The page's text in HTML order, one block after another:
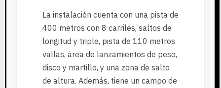
La instalación cuenta con una pista de
400 metros con 8 carriles, saltos de
longitud y triple, pista de 110 metros
vallas, área de lanzamientos de peso,
disco y martillo, y una zona de salto
de altura. Además, tiene un campo de